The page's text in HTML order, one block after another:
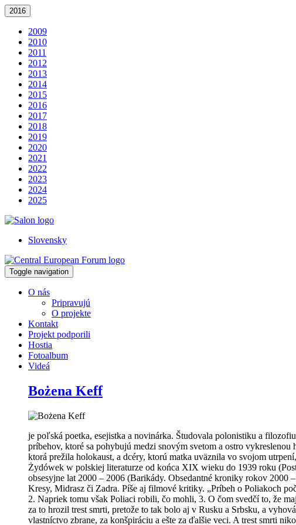
2016
2009
2010
2011
2012
2013
2014
2015
2016
2017
2018
2019
2020
2021
2022
2023
2024
2025
Slovensky
Toggle navigation
O nás
Pripravujú
O projekte
Kontakt
Projekt podporili
Hostia
Fotoalbum
Videá
Bożena Keff
je poľská poetka, esejistka a novinárka. Študovala polonistiku a
príbehov, ktoré sa pohybujú medzi snovým svetom a ostro
ktorá prežila holokaust, a dcéry, ktorú matka uväznila vo svojom
Żydówek w polskiej literaturze od końca XIX wieku do 1939 roku
obsesyjne lat 2000 – 2006 (Barikády. Obsedantné kroniky rokov 2000
Kresy, Midrasz či Zadra. Píše aj filmové kritiky. „Príbeh o Poliakoch
2. Napriek tomu však Poliaci robili, čo mohli, 3. O čom svedčí to, že
za to hrozil trest smrti, pretože to tak bolo aj v Rusku a Srbsku, a
vlastníctvo zbrane, za konšpiráciu a ešte za ďalšie veci. A trest smrti